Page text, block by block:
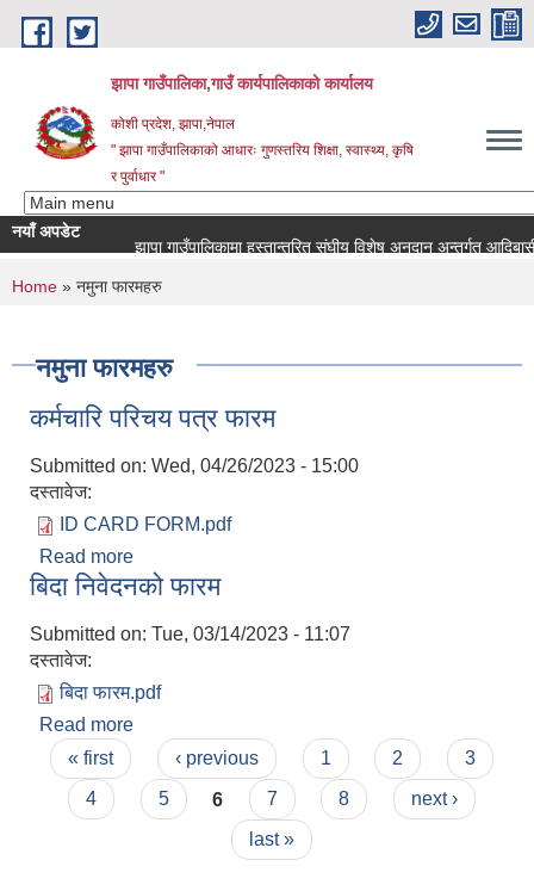
Skip to main content
झापा गाउँपालिका,गाउँ कार्यपालिकाको कार्यालय
कोशी प्रदेश, झापा,नेपाल
" झापा गाउँपालिकाको आधारः गुणस्तरिय शिक्षा, स्वास्थ्य, कृषि
र पुर्वाधार "
नयाँ अपडेट
You are here
Home » नमुना फारमहरु
नमुना फारमहरु
कर्मचारि परिचय पत्र फारम
Submitted on: Wed, 04/26/2023 - 15:00
दस्तावेज:
ID CARD FORM.pdf
Read more
बिदा निवेदनको फारम
Submitted on: Tue, 03/14/2023 - 11:07
दस्तावेज:
बिदा फारम.pdf
Read more
Pages
« first ‹ previous 1 2
3
4
5 6 7 8
next ›
last »